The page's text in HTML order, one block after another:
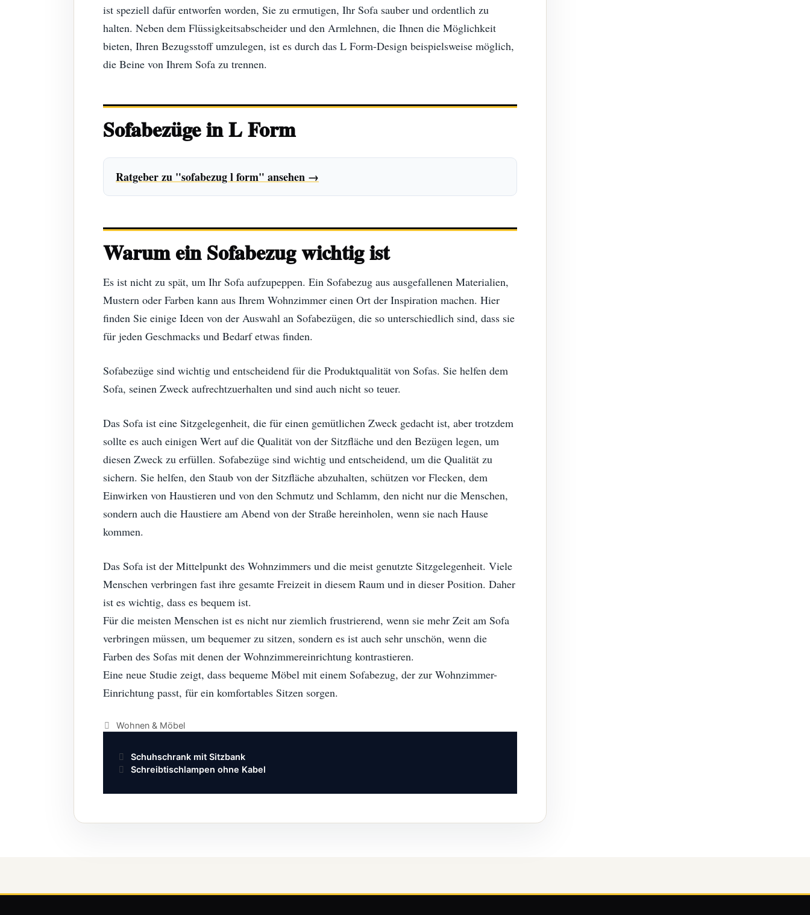
ist speziell dafür entworfen worden, Sie zu ermutigen, Ihr Sofa sauber und ordentlich zu
halten. Neben dem Flüssigkeitsabscheider und den Armlehnen, die Ihnen die Möglichkeit
bieten, Ihren Bezugsstoff umzulegen, ist es durch das L Form-Design beispielsweise möglich,
die Beine von Ihrem Sofa zu trennen.
Sofabezüge in L Form
Ratgeber zu "sofabezug l form" ansehen →
Warum ein Sofabezug wichtig ist
Es ist nicht zu spät, um Ihr Sofa aufzupeppen. Ein Sofabezug aus ausgefallenen Materialien,
Mustern oder Farben kann aus Ihrem Wohnzimmer einen Ort der Inspiration machen. Hier
finden Sie einige Ideen von der Auswahl an Sofabezügen, die so unterschiedlich sind, dass sie
für jeden Geschmacks und Bedarf etwas finden.
Sofabezüge sind wichtig und entscheidend für die Produktqualität von Sofas. Sie helfen dem
Sofa, seinen Zweck aufrechtzuerhalten und sind auch nicht so teuer.
Das Sofa ist eine Sitzgelegenheit, die für einen gemütlichen Zweck gedacht ist, aber trotzdem
sollte es auch einigen Wert auf die Qualität von der Sitzfläche und den Bezügen legen, um
diesen Zweck zu erfüllen. Sofabezüge sind wichtig und entscheidend, um die Qualität zu
sichern. Sie helfen, den Staub von der Sitzfläche abzuhalten, schützen vor Flecken, dem
Einwirken von Haustieren und von den Schmutz und Schlamm, den nicht nur die Menschen,
sondern auch die Haustiere am Abend von der Straße hereinholen, wenn sie nach Hause
kommen.
Das Sofa ist der Mittelpunkt des Wohnzimmers und die meist genutzte Sitzgelegenheit. Viele
Menschen verbringen fast ihre gesamte Freizeit in diesem Raum und in dieser Position. Daher
ist es wichtig, dass es bequem ist.
Für die meisten Menschen ist es nicht nur ziemlich frustrierend, wenn sie mehr Zeit am Sofa
verbringen müssen, um bequemer zu sitzen, sondern es ist auch sehr unschön, wenn die
Farben des Sofas mit denen der Wohnzimmereinrichtung kontrastieren.
Eine neue Studie zeigt, dass bequeme Möbel mit einem Sofabezug, der zur Wohnzimmer-
Einrichtung passt, für ein komfortables Sitzen sorgen.
Kategorien
Wohnen & Möbel
Beitrags-
Navigation
Schuhschrank mit Sitzbank
Schreibtischlampen ohne Kabel